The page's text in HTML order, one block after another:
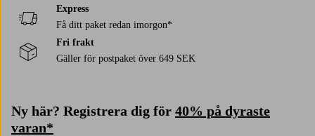
Express
Få ditt paket redan imorgon*
Fri frakt
Gäller för postpaket över 649 SEK
Ny här? Registrera dig för 40% på dyraste
varan*